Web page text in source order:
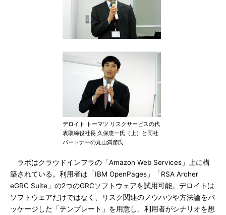
デロイト トーマツ リスクサービスの代
表取締役社長 久保恵一氏（上）と同社
パートナーの丸山満彦氏
ラボはクラウドインフラの「Amazon Web Services」上に構
築されている。利用者は「IBM OpenPages」「RSA Archer
eGRC Suite」の2つのGRCソフトウェアを試用可能。デロイトは
ソフトウェアだけではなく、リスク関連のノウハウや方法論をパ
ッケージした「テンプレート」を用意し、利用者がシナリオを想